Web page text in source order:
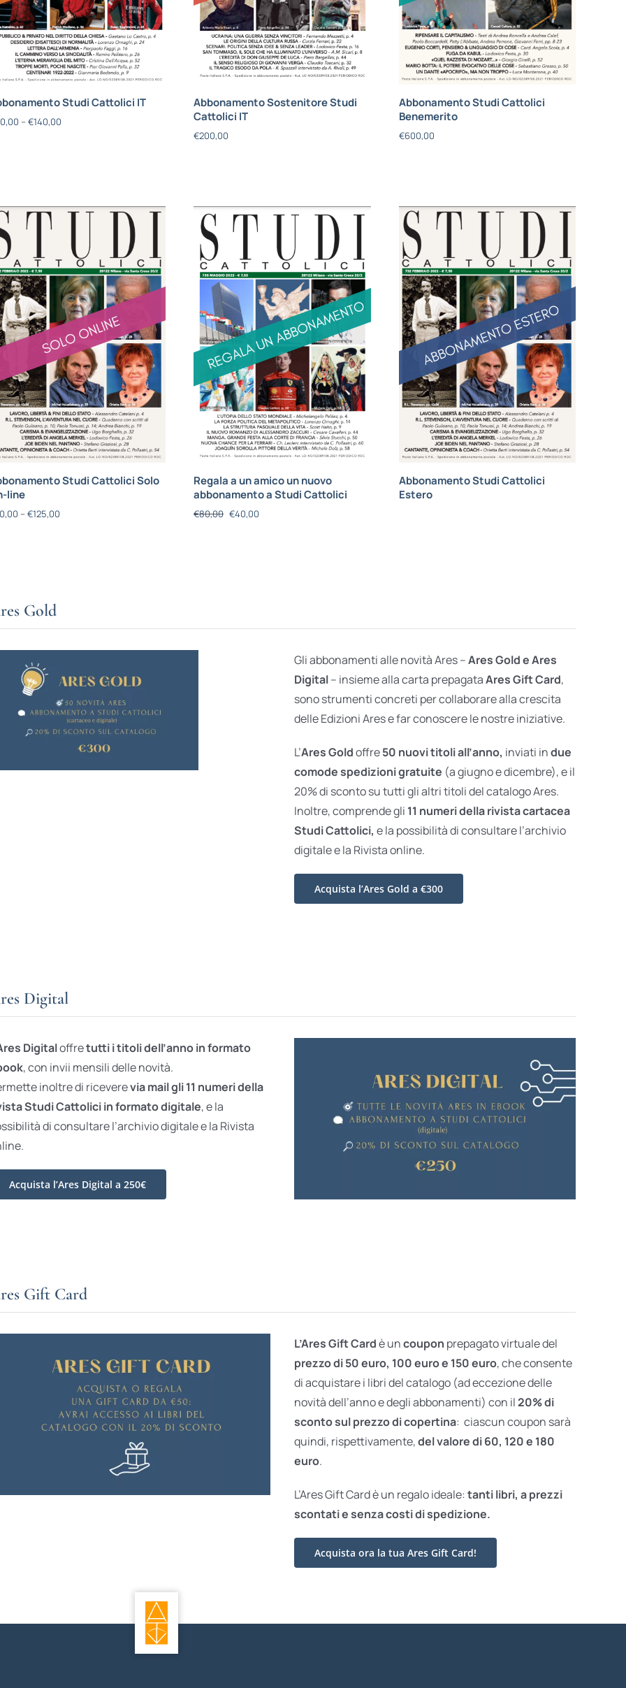
Studi Cattolici IT
– €140,00
Abbonamento Sostenitore Studi
Cattolici IT
€200,00
Abbonamento Studi Cattolici
Benemerito
€600,00
Studi Cattolici Solo
line
– €125,00
Regala a un amico un nuovo
abbonamento a Studi Cattolici
€80,00 €40,00
Abbonamento Studi Cattolici
Estero
Gold
Gli abbonamenti alle novità Ares –Ares Gold e Ares
Digital– insieme alla carta prepagataAres Gift Card,
sono strumenti concreti per collaborare alla crescita
delle Edizioni Ares e far conoscere le nostre iniziative.
L’Ares Goldoffre50 nuovi titoli all’anno, inviati indue
comode spedizioni gratuite (a giugno e dicembre), e il
20% di sconto su tutti gli altri titoli del catalogo Ares.
Inoltre, comprende gli 11 numeri della rivista cartacea
Studi Cattolici, e la possibilità di consultare l’archivio
digitale e la Rivista online.
Acquista l’Ares Gold a €300
Digital
Digitaloffretutti i titoli dell’anno in formato
, con invii mensili delle novità.
inoltre di riceverevia mail gli 11 numeri della
Studi Cattolici in formato digitale, e la
di consultare l’archivio digitale e la Rivista
Acquista l’Ares Digital a 250€
Gift Card
L’Ares Gift Cardè uncoupon prepagato virtuale del
prezzo di 50 euro, 100 euro e 150 euro, che consente
di acquistare i libri del catalogo (ad eccezione delle
novità dell’anno e degli abbonamenti) con il20% di
sconto sul prezzo di copertina: ciascun coupon sarà
quindi, rispettivamente,del valore di 60, 120 e 180
euro.
L’Ares Gift Card è un regalo ideale: tanti libri, a prezzi
scontati esenza costi di spedizione.
Acquista ora la tua Ares Gift Card!